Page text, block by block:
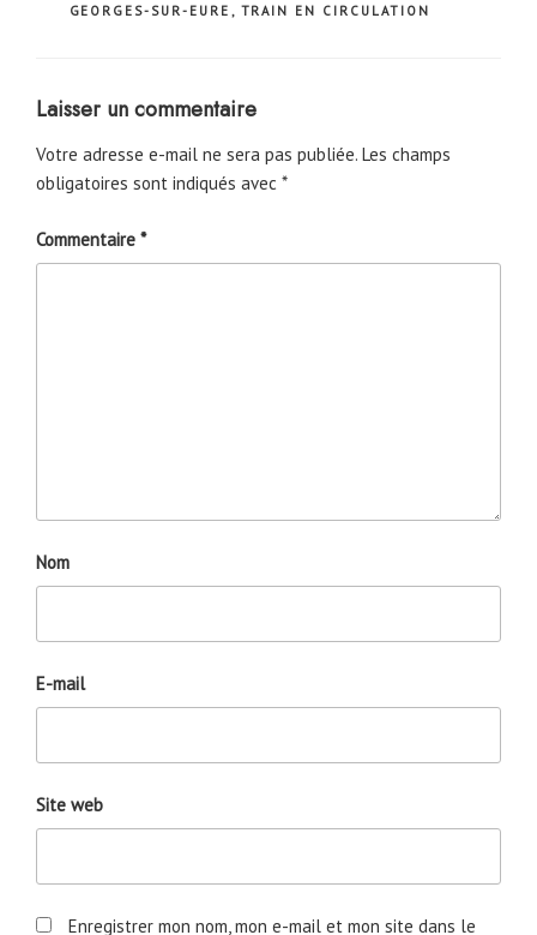
GEORGES-SUR-EURE , TRAIN EN CIRCULATION
Laisser un commentaire
Votre adresse e-mail ne sera pas publiée. Les champs
obligatoires sont indiqués avec *
Commentaire *
Nom
E-mail
Site web
Enregistrer mon nom, mon e-mail et mon site dans le